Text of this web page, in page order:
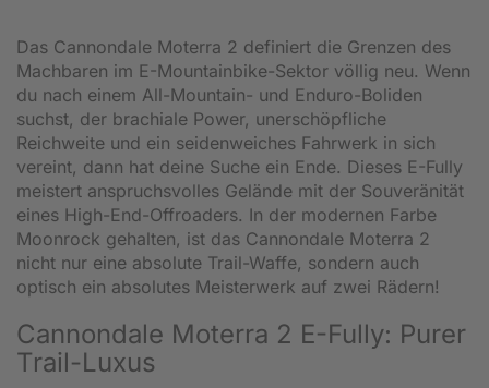
Das Cannondale Moterra 2 definiert die Grenzen des
Machbaren im E-Mountainbike-Sektor völlig neu. Wenn
du nach einem All-Mountain- und Enduro-Boliden
suchst, der brachiale Power, unerschöpfliche
Reichweite und ein seidenweiches Fahrwerk in sich
vereint, dann hat deine Suche ein Ende. Dieses E-Fully
meistert anspruchsvolles Gelände mit der Souveränität
eines High-End-Offroaders. In der modernen Farbe
Moonrock gehalten, ist das Cannondale Moterra 2
nicht nur eine absolute Trail-Waffe, sondern auch
optisch ein absolutes Meisterwerk auf zwei Rädern!
Cannondale Moterra 2 E-Fully: Purer
Trail-Luxus